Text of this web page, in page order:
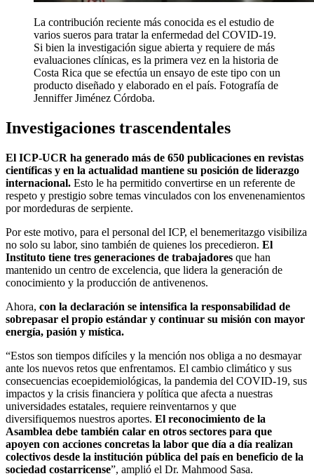
La contribución reciente más conocida es el estudio de
varios sueros para tratar la enfermedad del COVID-19.
Si bien la investigación sigue abierta y requiere de más
evaluaciones clínicas, es la primera vez en la historia de
Costa Rica que se efectúa un ensayo de este tipo con un
producto diseñado y elaborado en el país. Fotografía de
Jenniffer Jiménez Córdoba.
Investigaciones trascendentales
El ICP-UCR ha generado más de 650 publicaciones en revistas
científicas y en la actualidad mantiene su posición de liderazgo
internacional. Esto le ha permitido convertirse en un referente de
respeto y prestigio sobre temas vinculados con los envenenamientos
por mordeduras de serpiente.
Por este motivo, para el personal del ICP, el benemeritazgo visibiliza
no solo su labor, sino también de quienes los precedieron. El
Instituto tiene tres generaciones de trabajadores que han
mantenido un centro de excelencia, que lidera la generación de
conocimiento y la producción de antivenenos.
Ahora, con la declaración se intensifica la responsabilidad de
sobrepasar el propio estándar y continuar su misión con mayor
energía, pasión y mística.
“Estos son tiempos difíciles y la mención nos obliga a no desmayar
ante los nuevos retos que enfrentamos. El cambio climático y sus
consecuencias ecoepidemiológicas, la pandemia del COVID-19, sus
impactos y la crisis financiera y política que afecta a nuestras
universidades estatales, requiere reinventarnos y que
diversifiquemos nuestros aportes. El reconocimiento de la
Asamblea debe también calar en otros sectores para que
apoyen con acciones concretas la labor que día a día realizan
colectivos desde la institución pública del país en beneficio de la
sociedad costarricense”, amplió el Dr. Mahmood Sasa.